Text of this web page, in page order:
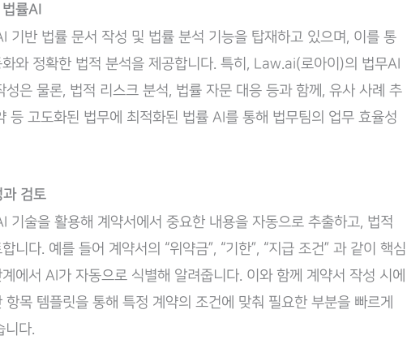
률AI
기반 법률 문서 작성 및 법률 분석 기능을 탑재하고 있으며, 이를 통
와 정확한 법적 분석을 제공합니다. 특히, Law.ai(로아이)의 법무AI
성은 물론, 법적 리스크 분석, 법률 자문 대응 등과 함께, 유사 사례 추
등 고도화된 법무에 최적화된 법률 AI를 통해 법무팀의 업무 효율성
검토
기술을 활용해 계약서에서 중요한 내용을 자동으로 추출하고, 법적
니다. 예를 들어 계약서의 “위약금”, “기한”, “지급 조건” 과 같이 핵심
에서 AI가 자동으로 식별해 알려줍니다. 이와 함께 계약서 작성 시에
목 템플릿을 통해 특정 계약의 조건에 맞춰 필요한 부분을 빠르게
다.